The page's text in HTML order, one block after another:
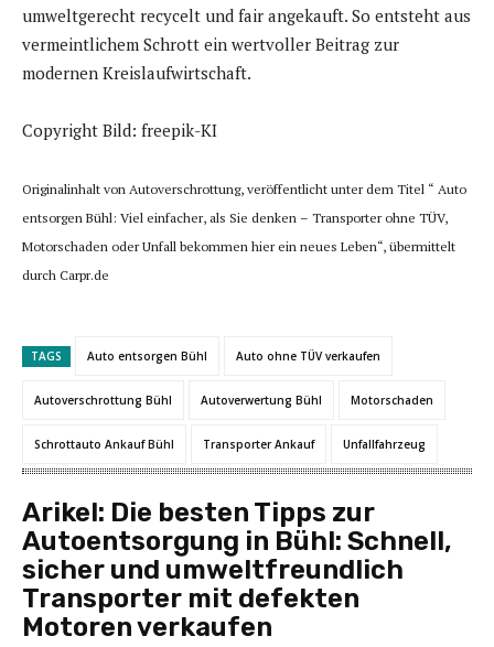
umweltgerecht recycelt und fair angekauft. So entsteht aus
vermeintlichem Schrott ein wertvoller Beitrag zur
modernen Kreislaufwirtschaft.
Copyright Bild: freepik-KI
Originalinhalt von Autoverschrottung, veröffentlicht unter dem Titel “ Auto
entsorgen Bühl: Viel einfacher, als Sie denken – Transporter ohne TÜV,
Motorschaden oder Unfall bekommen hier ein neues Leben“, übermittelt
durch Carpr.de
TAGS Auto entsorgen Bühl Auto ohne TÜV verkaufen
Autoverschrottung Bühl Autoverwertung Bühl Motorschaden
Schrottauto Ankauf Bühl Transporter Ankauf Unfallfahrzeug
Arikel: Die besten Tipps zur
Autoentsorgung in Bühl: Schnell,
sicher und umweltfreundlich
Transporter mit defekten
Motoren verkaufen